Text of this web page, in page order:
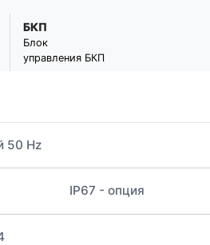
БКП
Блок
управления БКП
50 Hz
IP67 - опция